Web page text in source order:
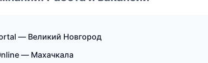
— Великий Новгород
— Махачкала